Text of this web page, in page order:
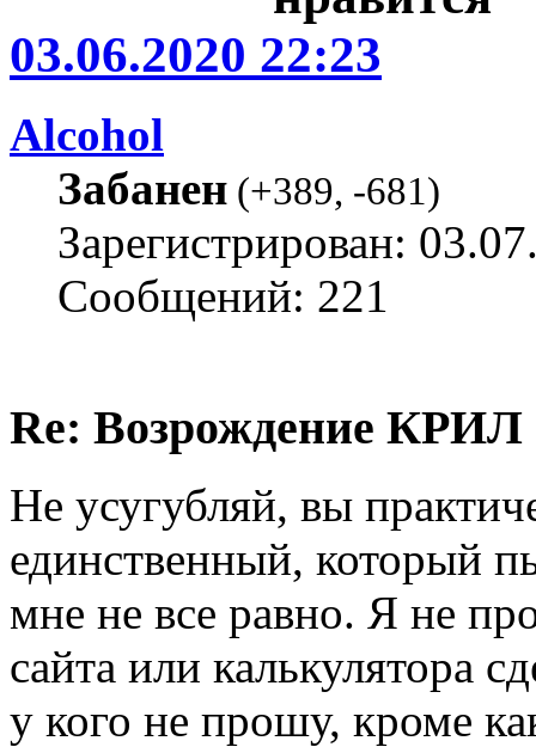
03.06.2020 22:23
Alcohol
Забанен (+389, -681)
Зарегистрирован:
Сообщений: 221
Re: Возрождение КРИЛ
Не усугубляй, вы
единственный, который
мне не все равно. Я не
сайта или калькулятора
у кого не прошу, кроме